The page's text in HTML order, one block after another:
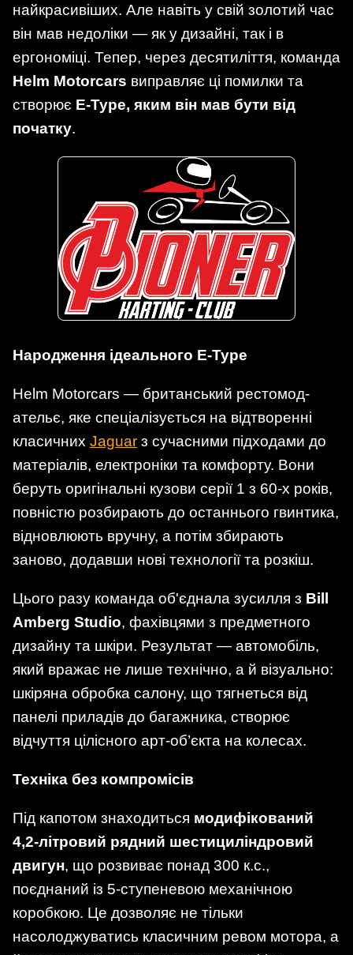
найкрасивіших. Але навіть у свій золотий час
він мав недоліки — як у дизайні, так і в
ергономіці. Тепер, через десятиліття, команда
Helm Motorcars виправляє ці помилки та
створює E-Type, яким він мав бути від
початку.
Народження ідеального E-Type
Helm Motorcars — британський рестомод-
ательє, яке спеціалізується на відтворенні
класичних Jaguar з сучасними підходами до
матеріалів, електроніки та комфорту. Вони
беруть оригінальні кузови серії 1 з 60-х років,
повністю розбирають до останнього гвинтика,
відновлюють вручну, а потім збирають
заново, додавши нові технології та розкіш.
Цього разу команда об'єднала зусилля з Bill
Amberg Studio, фахівцями з предметного
дизайну та шкіри. Результат — автомобіль,
який вражає не лише технічно, а й візуально:
шкіряна обробка салону, що тягнеться від
панелі приладів до багажника, створює
відчуття цілісного арт-об’єкта на колесах.
Техніка без компромісів
Під капотом знаходиться модифікований
4,2-літровий рядний шестициліндровий
двигун, що розвиває понад 300 к.с.,
поєднаний із 5-ступеневою механічною
коробкою. Це дозволяє не тільки
насолоджуватись класичним ревом мотора, а